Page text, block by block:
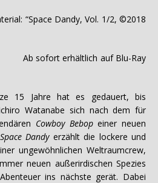
Dandy, Vol. 1/2, ©2018
auf Blu-Ray
15 Jahre hat es gedauert, bis
Watanabe sich nach dem für
Cowboy Bebopeiner neuen
Space Dandyerzählt die lockere und
ungewöhnlichen Weltraumcrew,
neuen außerirdischen Spezies
ins nächste gerät. Dabei